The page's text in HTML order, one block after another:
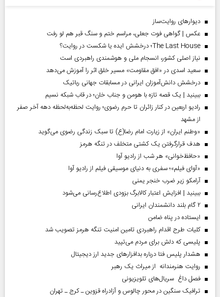
دیوارهای روایت‌ساز
عکس | گواهی فوت جعلی، مراسم ختم و سنگ قبر هم لو رفت
The Last House؛ درخشش ایده یا شکست در روایت؟
نیاز اصلی کشور، انسجام ملی و هوشمندی راهبردی است
سعید اسدی در «افق مقاومت» مسیر خلق اثر را آموزش می‌دهد
درخشش دانش‌آموزان ایرانی در مسابقات جهانی رباتیک
ببینید | یک قصه تازه با هومن و جناب‌ خان؛ در قاب شبکه نسیم
رادیو اربعین در کنار زائران تا حرم رضوی؛ روایت لحظه‌به‌لحظه دهه آخر صفر
از مشهد
«وطنم ایران» از زیارت امام رضا(ع) تا سبک زندگی رضوی می‌گوید
هدف قرارگرفتن یک کشتی متخلف در تنگه هرمز
«حافظ‌خوانی» هر شب از رادیو آوا
«آوای فیلم»؛ سفری به دنیای موسیقی فیلم از رادیو آوا
آرامکو زیر ضرب خنجر یمنی
ببینید | افزایش اعتبار کالابرگ بزودی اطلاع‌رسانی می‌شود
۲ گام بلند دانشمندان ایرانی
ایستاده در پناه ضامن
کلیات طرح اقدام راهبردی تامین امنیت تنگه هرمز تصویب شد
پلیسی که دلش برای مردم می‌تپید
هشدار پلیس فتا درباره بدافزار‌های جدید ارز دیجیتال
روایت هنرمندانه از میراث یک رهبر
فصل داغ سریال‌های تلویزیونی
ترافیک سنگین در محور چالوس و آزادراه قزوین ـ کرج ـ تهران